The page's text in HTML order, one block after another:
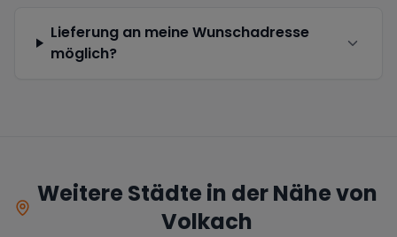
Lieferung an meine Wunschadresse
möglich?
Weitere Städte in der Nähe von
Volkach